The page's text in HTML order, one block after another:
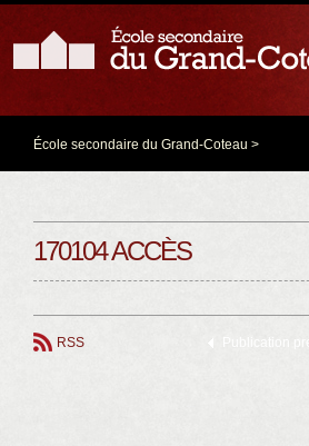
École secondaire du Grand-Coteau >
170104 ACCÈS
RSS Publication